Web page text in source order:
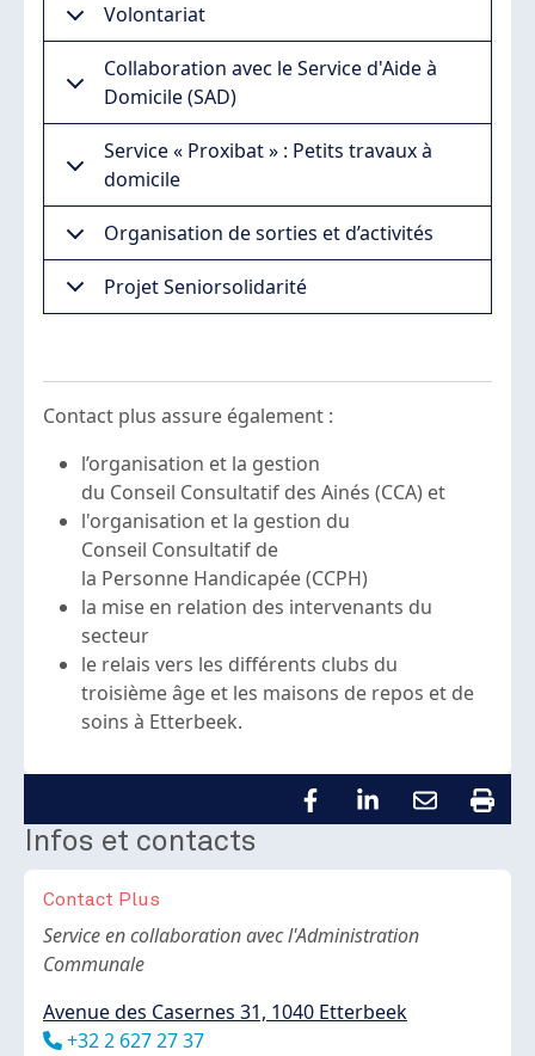
Volontariat
Collaboration avec le Service d'Aide à
Domicile (SAD)
Service « Proxibat » : Petits travaux à
domicile
Organisation de sorties et d’activités
Projet Seniorsolidarité
Contact plus assure également :
l’organisation et la gestion
du Conseil Consultatif des Ainés (CCA) et
l'organisation et la gestion du
Conseil Consultatif de
la Personne Handicapée (CCPH)
la mise en relation des intervenants du
secteur
le relais vers les différents clubs du
troisième âge et les maisons de repos et de
soins à Etterbeek.
Infos et contacts
Contact Plus
Body
Service en collaboration avec l'Administration
Communale
Avenue des Casernes 31, 1040 Etterbeek
Téléphone
+32 2 627 27 37